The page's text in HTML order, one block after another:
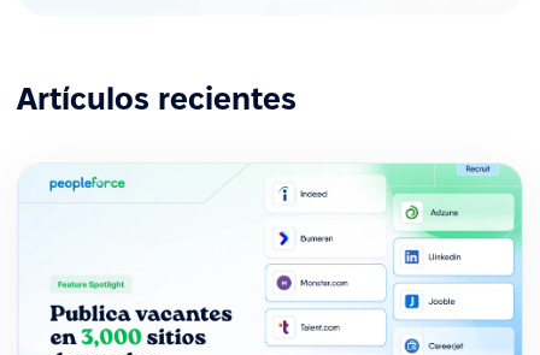
Artículos recientes